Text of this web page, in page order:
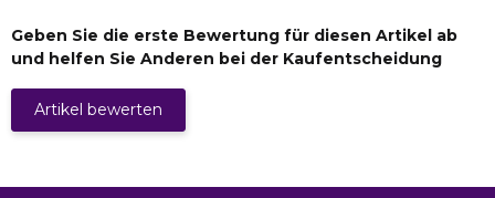
Geben Sie die erste Bewertung für diesen Artikel ab
und helfen Sie Anderen bei der Kaufentscheidung
Artikel bewerten